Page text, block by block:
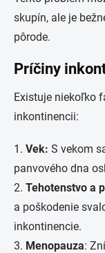
skupín, ale je
pôrode.
Príčiny
Existuje niekoľko
inkontinencii:
1. Vek: S vekom
panvového dna
2. Tehotenstvo a
a poškodenie
inkontinencie.
3. Menopauza: